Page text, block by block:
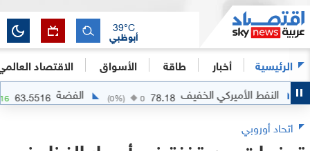
الرئيسية أخبار طاقة الأسواق الاقتصاد
أبوظبي
39°C
الأميركي الخفيف 78.18
0
(0 %) الفضة 63.5516
+2.0716
اتحاد أوروبي